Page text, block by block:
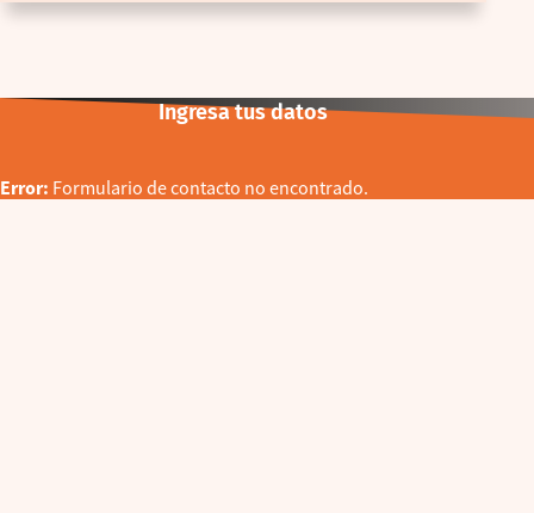
Ingresa tus datos
Error: Formulario de contacto no encontrado.